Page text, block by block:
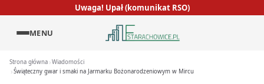
Uwaga! Upał (komunikat RSO)
MENU
Strona główna Wiadomości
Świąteczny gwar i smaki na Jarmarku Bożonarodzeniowym w Mircu